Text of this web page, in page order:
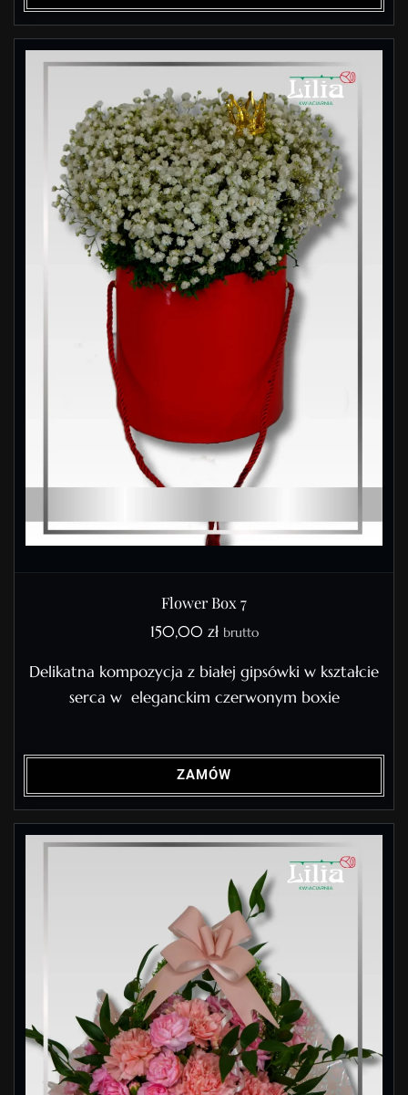
Flower Box 7
150,00 zł brutto
Delikatna kompozycja z białej gipsówki w kształcie
serca w eleganckim czerwonym boxie
ZAMÓW